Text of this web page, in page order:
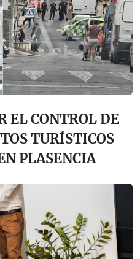
EL CONTROL DE
TURÍSTICOS
PLASENCIA